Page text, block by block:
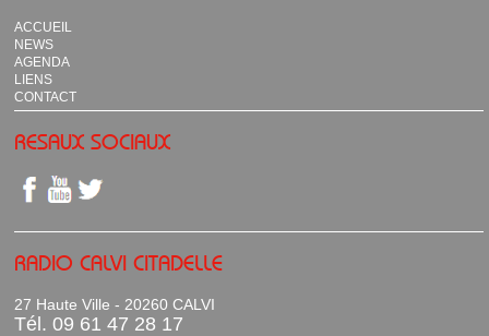
ACCUEIL
NEWS
AGENDA
LIENS
CONTACT
RESAUX SOCIAUX
RADIO CALVI CITADELLE
27 Haute Ville - 20260 CALVI
Tél. 09 61 47 28 17